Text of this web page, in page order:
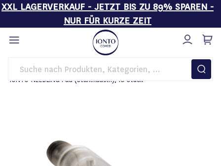
XXL LAGERVERKAUF - JETZT BIS ZU 89% SPAREN -
NUR FÜR KURZE ZEIT
Direkt
zum
Inhalt
Startseite
Kosmetikgeräte
IONTO-NEEDLING Pad (Stahlnadeln), 10 Stück